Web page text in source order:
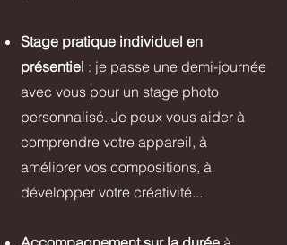
Stage pratique individuel en
présentiel : je passe une demi-journée
avec vous pour un stage photo
personnalisé. Je peux vous aider à
comprendre votre appareil, à
améliorer vos compositions, à
développer votre créativité...